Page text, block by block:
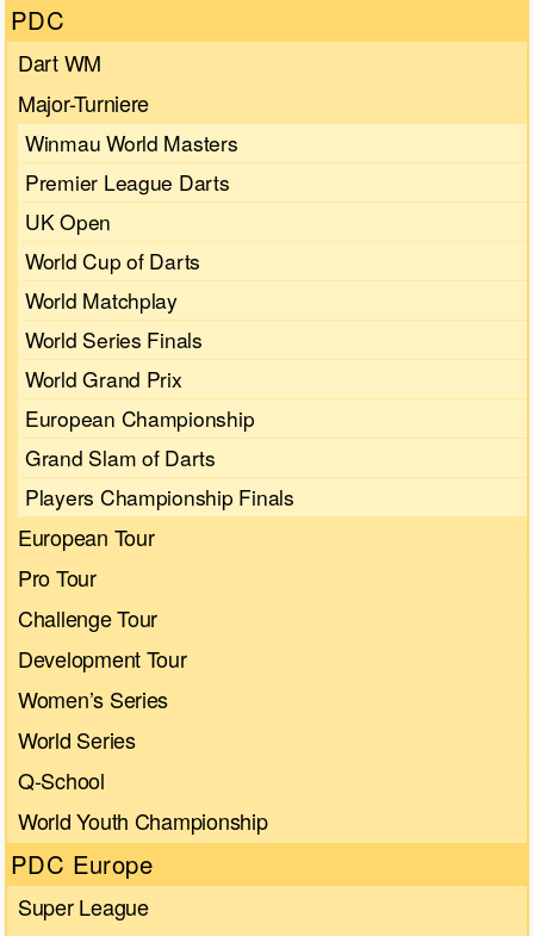
PDC
Dart WM
Major-Turniere
Winmau World Masters
Premier League Darts
UK Open
World Cup of Darts
World Matchplay
World Series Finals
World Grand Prix
European Championship
Grand Slam of Darts
Players Championship Finals
European Tour
Pro Tour
Challenge Tour
Development Tour
Women’s Series
World Series
Q-School
World Youth Championship
PDC Europe
Super League